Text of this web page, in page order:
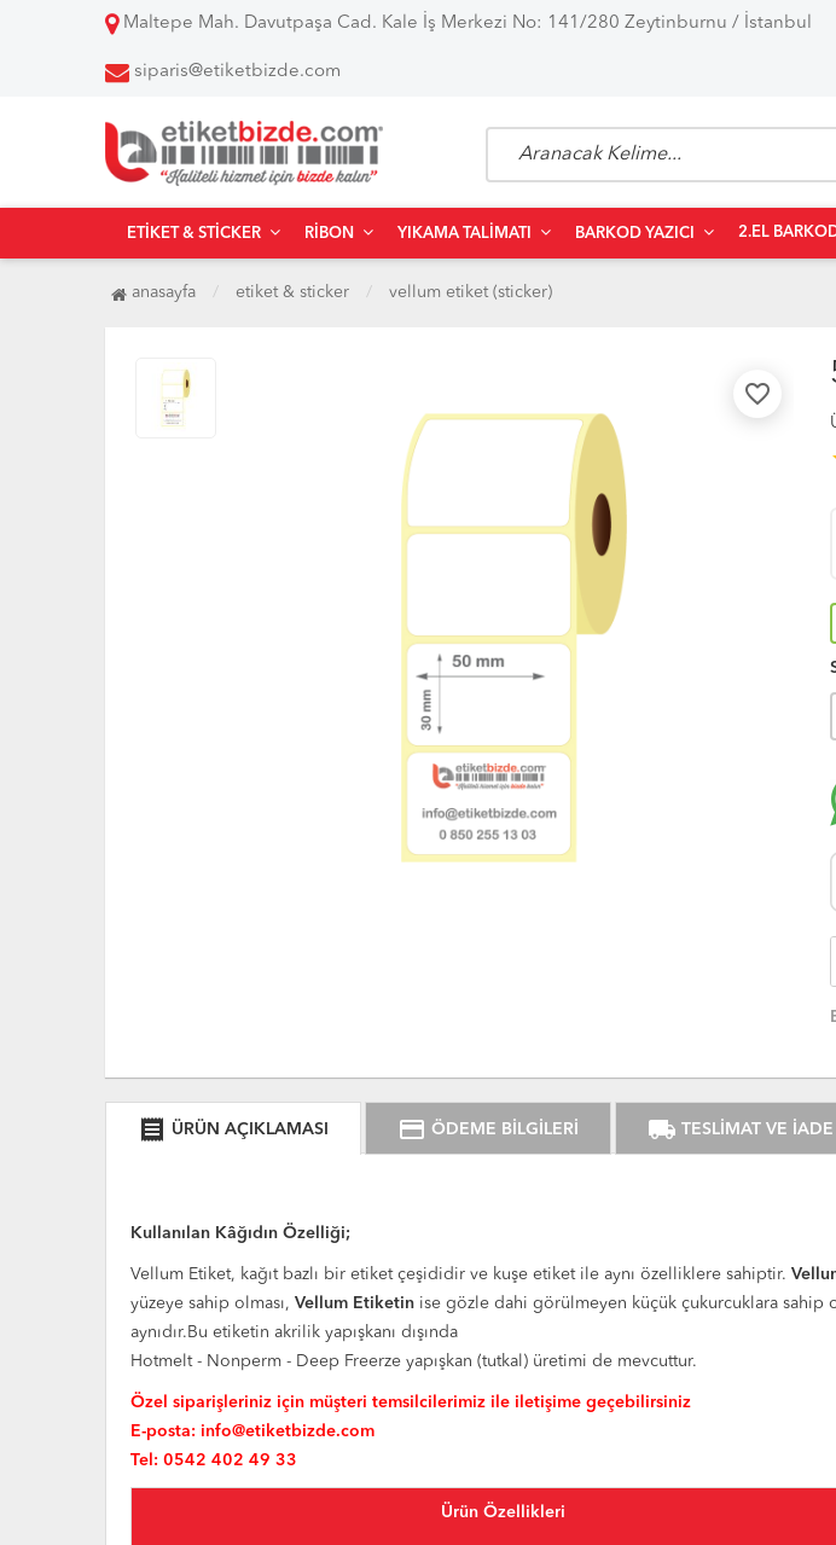
Maltepe Mah. Davutpaşa Cad. Kale İş Merkezi No: 141/280 Zeytinburnu / İstanbul
siparis@etiketbizde.com
ETIKET & STICKER RIBON YIKAMA TALIMATI BARKOD YAZICI 2.EL
anasayfa etiket & sticker vellum etiket (sticker)
favorite_border
receipt ÜRÜN AÇIKLAMASI credit_card ÖDEME BİLGİLERİ local_shipping TESLİMAT VE İADE
Kullanılan Kâğıdın Özelliği;
Vellum Etiket, kağıt bazlı bir etiket çeşididir ve kuşe etiket ile aynı özelliklere sahiptir.
yüzeye sahip olması, Vellum Etiketin ise gözle dahi görülmeyen küçük çukurcuklara sahip
aynıdır.Bu etiketin akrilik yapışkanı dışında
Hotmelt - Nonperm - Deep Freerze yapışkan (tutkal) üretimi de mevcuttur.
Özel siparişleriniz için müşteri temsilcilerimiz ile iletişime geçebilirsiniz
E-posta: info@etiketbizde.com
Tel: 0542 402 49 33
Ürün Özellikleri